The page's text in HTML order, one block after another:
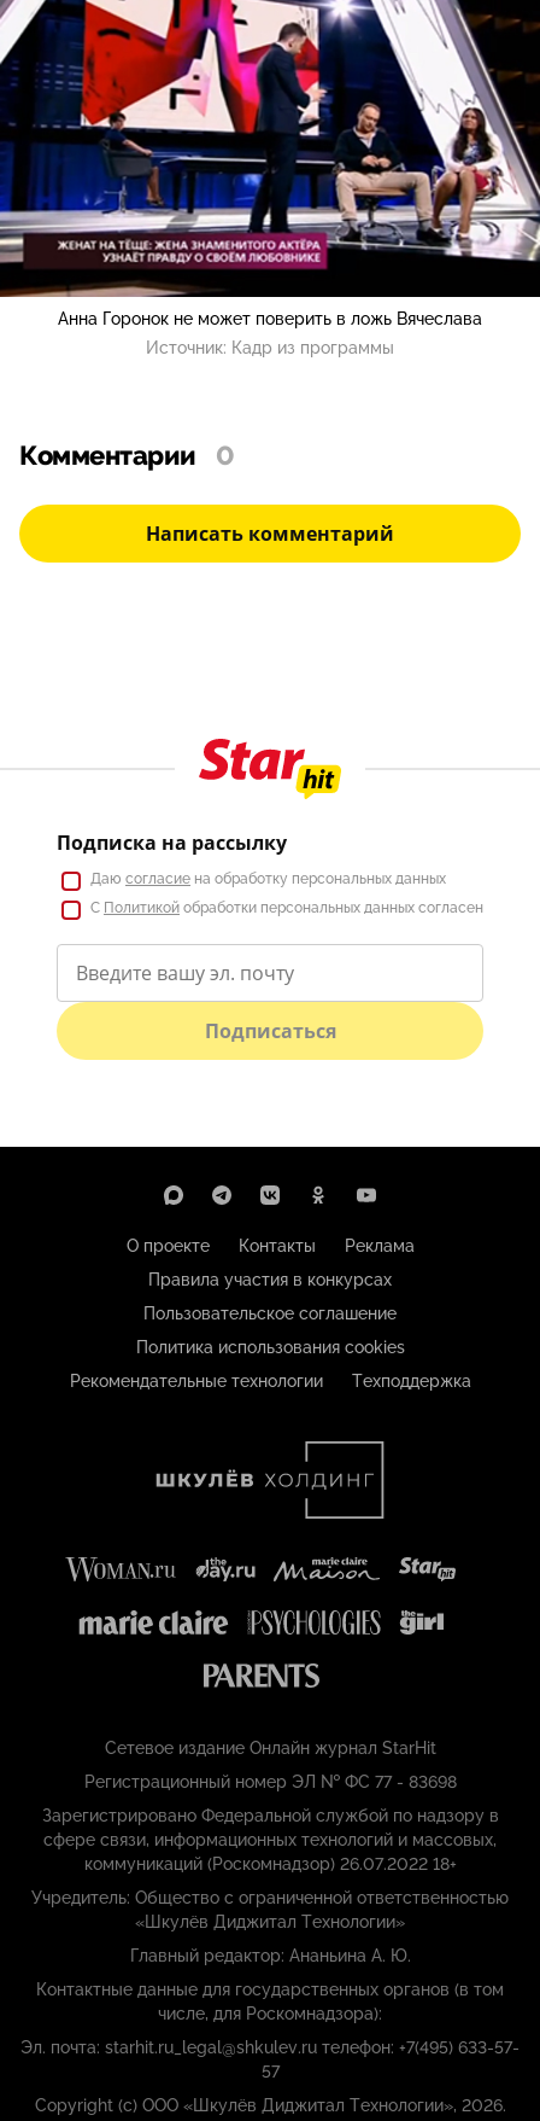
Анна Горонок не может поверить в ложь Вячеслава
Источник: Кадр из программы
Комментарии 0
Написать комментарий
Подписка на рассылку
Даю согласие на обработку персональных данных
С Политикой обработки персональных данных согласен
Подписаться
О проекте Контакты
Реклама
Правила участия в конкурсах
Пользовательское соглашение
Политика использования cookies
Рекомендательные технологии
Техподдержка
Сетевое издание Онлайн журнал StarHit
Регистрационный номер ЭЛ № ФС 77 - 83698
Зарегистрировано Федеральной службой по надзору в
сфере связи, информационных технологий и массовых,
коммуникаций (Роскомнадзор) 26.07.2022 18+
Учредитель: Общество с ограниченной ответственностью
«Шкулёв Диджитал Технологии»
Главный редактор: Ананьина А. Ю.
Контактные данные для государственных органов (в том
числе, для Роскомнадзора):
Эл. почта: starhit.ru_legal@shkulev.ru телефон: +7(495) 633-57-
57
Copyright (с) ООО «Шкулёв Диджитал Технологии», 2026.